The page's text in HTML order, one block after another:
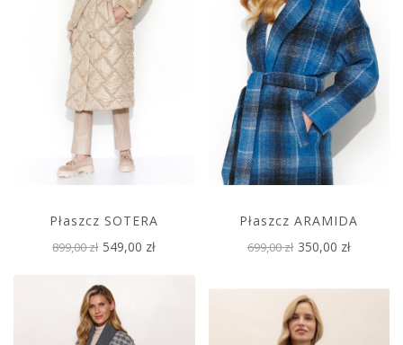
Płaszcz SOTERA
899,00 zł 549,00 zł
Płaszcz ARAMIDA
699,00 zł 350,00 zł